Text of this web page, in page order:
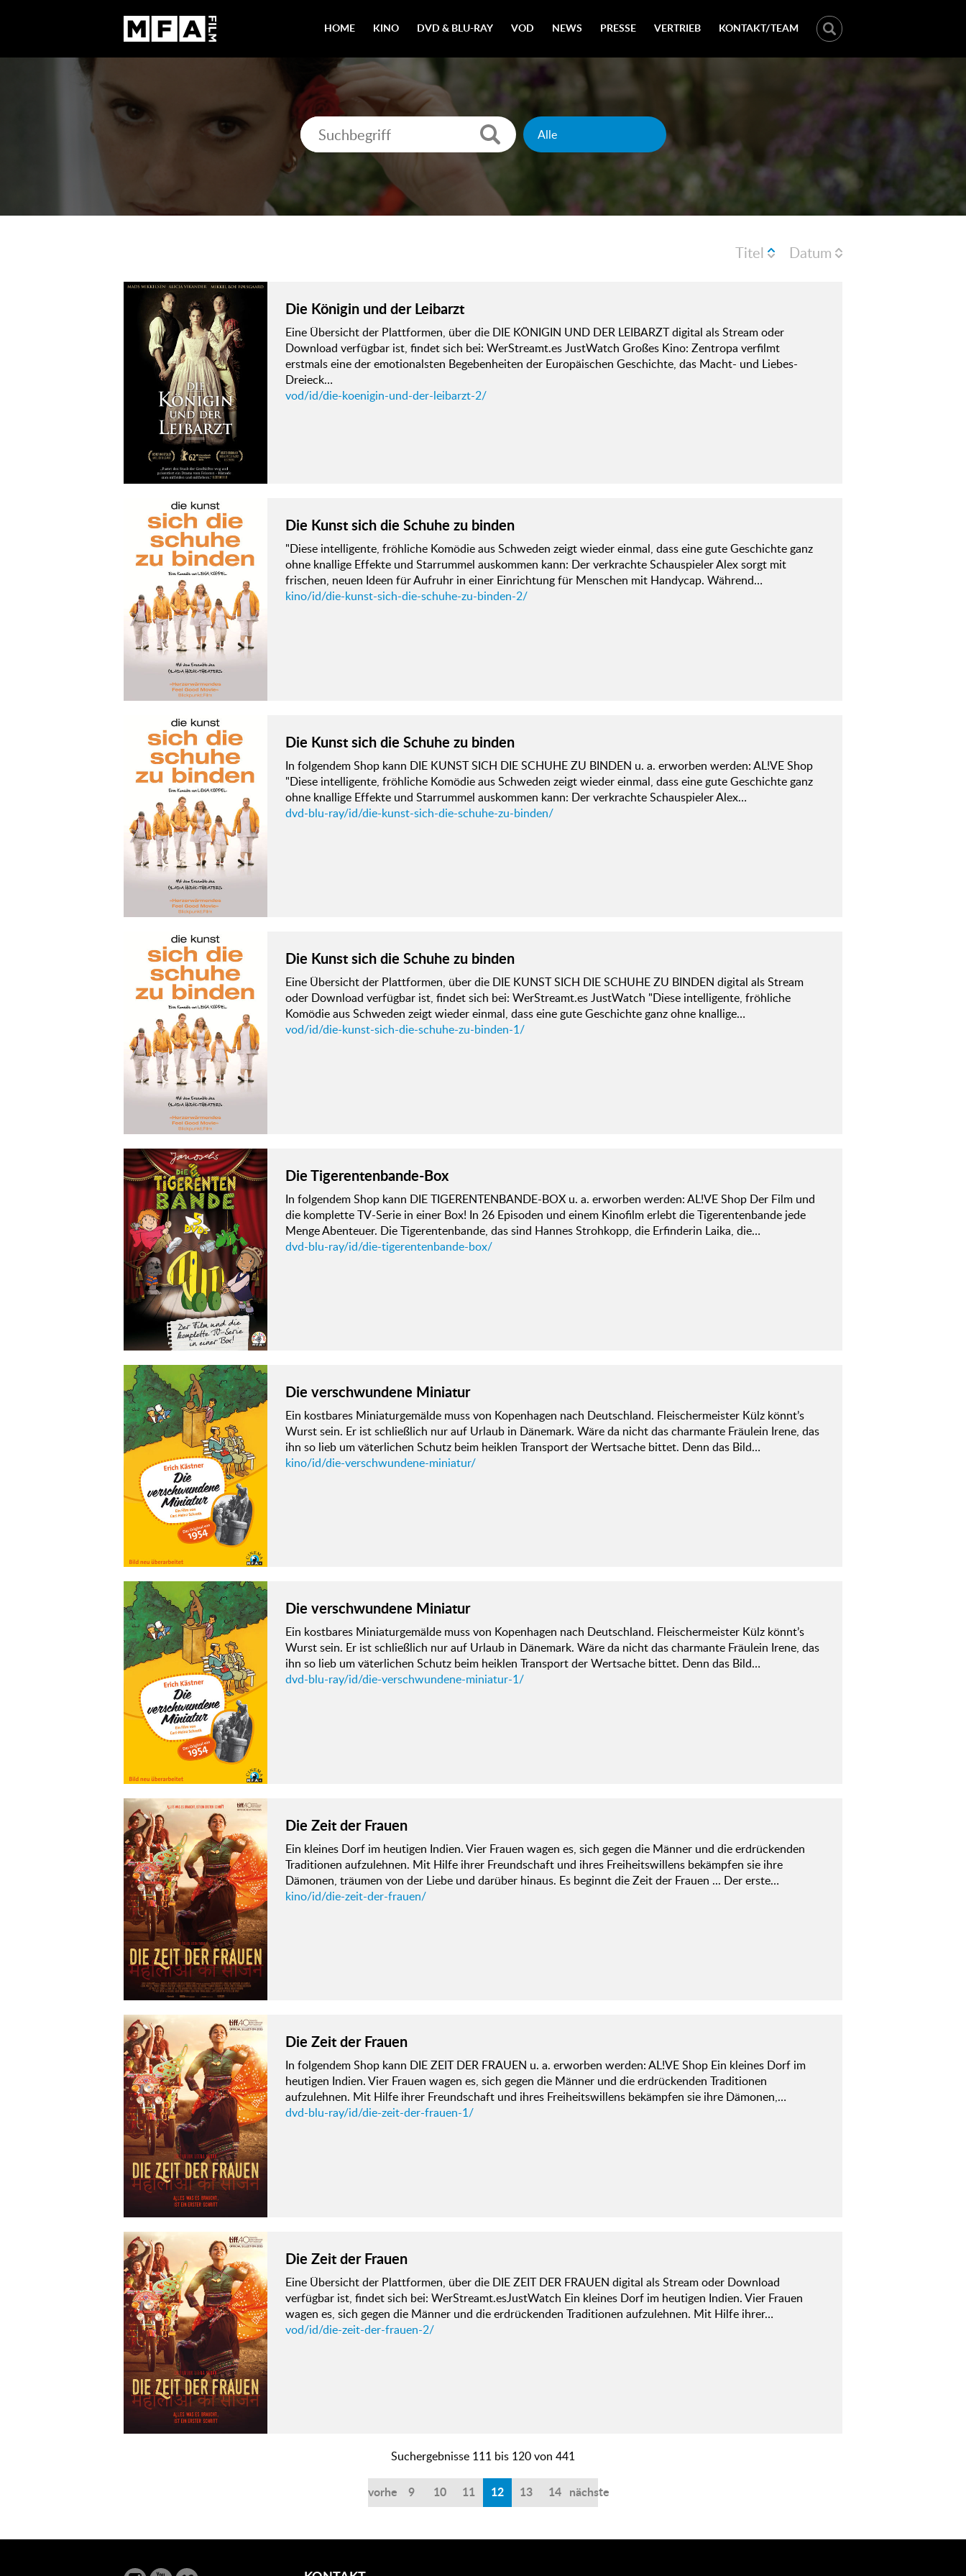
HOME KINO DVD & BLU-RAY VOD NEWS PRESSE VERTRIEB KONTAKT/TEAM
Titel Datum
Die Königin und der Leibarzt
Eine Übersicht der Plattformen, über die DIE KÖNIGIN UND DER LEIBARZT digital als Stream oder
Download verfügbar ist, findet sich bei: WerStreamt.es JustWatch Großes Kino: Zentropa verfilmt
erstmals eine der emotionalsten Begebenheiten der Europäischen Geschichte, das Macht- und Liebes-
Dreieck…
vod/id/die-koenigin-und-der-leibarzt-2/
Die Kunst sich die Schuhe zu binden
"Diese intelligente, fröhliche Komödie aus Schweden zeigt wieder einmal, dass eine gute Geschichte ganz
ohne knallige Effekte und Starrummel auskommen kann: Der verkrachte Schauspieler Alex sorgt mit
frischen, neuen Ideen für Aufruhr in einer Einrichtung für Menschen mit Handycap. Während…
kino/id/die-kunst-sich-die-schuhe-zu-binden-2/
Die Kunst sich die Schuhe zu binden
In folgendem Shop kann DIE KUNST SICH DIE SCHUHE ZU BINDEN u. a. erworben werden: AL!VE Shop
"Diese intelligente, fröhliche Komödie aus Schweden zeigt wieder einmal, dass eine gute Geschichte ganz
ohne knallige Effekte und Starrummel auskommen kann: Der verkrachte Schauspieler Alex…
dvd-blu-ray/id/die-kunst-sich-die-schuhe-zu-binden/
Die Kunst sich die Schuhe zu binden
Eine Übersicht der Plattformen, über die DIE KUNST SICH DIE SCHUHE ZU BINDEN digital als Stream
oder Download verfügbar ist, findet sich bei: WerStreamt.es JustWatch "Diese intelligente, fröhliche
Komödie aus Schweden zeigt wieder einmal, dass eine gute Geschichte ganz ohne knallige…
vod/id/die-kunst-sich-die-schuhe-zu-binden-1/
Die Tigerentenbande-Box
In folgendem Shop kann DIE TIGERENTENBANDE-BOX u. a. erworben werden: AL!VE Shop Der Film und
die komplette TV-Serie in einer Box! In 26 Episoden und einem Kinofilm erlebt die Tigerentenbande jede
Menge Abenteuer. Die Tigerentenbande, das sind Hannes Strohkopp, die Erfinderin Laika, die…
dvd-blu-ray/id/die-tigerentenbande-box/
Die verschwundene Miniatur
Ein kostbares Miniaturgemälde muss von Kopenhagen nach Deutschland. Fleischermeister Külz könnt’s
Wurst sein. Er ist schließlich nur auf Urlaub in Dänemark. Wäre da nicht das charmante Fräulein Irene, das
ihn so lieb um väterlichen Schutz beim heiklen Transport der Wertsache bittet. Denn das Bild…
kino/id/die-verschwundene-miniatur/
Die verschwundene Miniatur
Ein kostbares Miniaturgemälde muss von Kopenhagen nach Deutschland. Fleischermeister Külz könnt’s
Wurst sein. Er ist schließlich nur auf Urlaub in Dänemark. Wäre da nicht das charmante Fräulein Irene, das
ihn so lieb um väterlichen Schutz beim heiklen Transport der Wertsache bittet. Denn das Bild…
dvd-blu-ray/id/die-verschwundene-miniatur-1/
Die Zeit der Frauen
Ein kleines Dorf im heutigen Indien. Vier Frauen wagen es, sich gegen die Männer und die erdrückenden
Traditionen aufzulehnen. Mit Hilfe ihrer Freundschaft und ihres Freiheitswillens bekämpfen sie ihre
Dämonen, träumen von der Liebe und darüber hinaus. Es beginnt die Zeit der Frauen ... Der erste…
kino/id/die-zeit-der-frauen/
Die Zeit der Frauen
In folgendem Shop kann DIE ZEIT DER FRAUEN u. a. erworben werden: AL!VE Shop Ein kleines Dorf im
heutigen Indien. Vier Frauen wagen es, sich gegen die Männer und die erdrückenden Traditionen
aufzulehnen. Mit Hilfe ihrer Freundschaft und ihres Freiheitswillens bekämpfen sie ihre Dämonen,…
dvd-blu-ray/id/die-zeit-der-frauen-1/
Die Zeit der Frauen
Eine Übersicht der Plattformen, über die DIE ZEIT DER FRAUEN digital als Stream oder Download
verfügbar ist, findet sich bei: WerStreamt.esJustWatch Ein kleines Dorf im heutigen Indien. Vier Frauen
wagen es, sich gegen die Männer und die erdrückenden Traditionen aufzulehnen. Mit Hilfe ihrer…
vod/id/die-zeit-der-frauen-2/
Suchergebnisse 111 bis 120 von 441
vorherige
9 10 11 12 13 14 nächste